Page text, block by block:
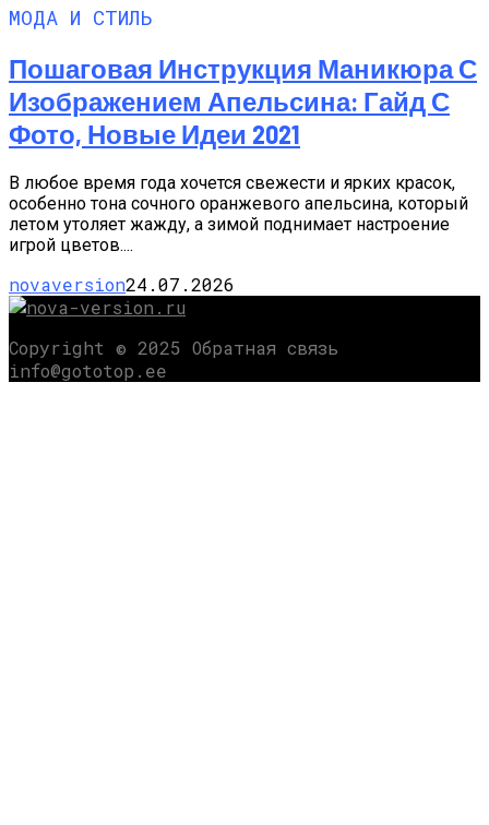
МОДА И СТИЛЬ
Пошаговая Инструкция Маникюра С
Изображением Апельсина: Гайд С
Фото, Новые Идеи 2021
В любое время года хочется свежести и ярких красок,
особенно тона сочного оранжевого апельсина, который
летом утоляет жажду, а зимой поднимает настроение
игрой цветов....
novaversion24.07.2026
Copyright © 2025 Обратная связь
info@gototop.ee